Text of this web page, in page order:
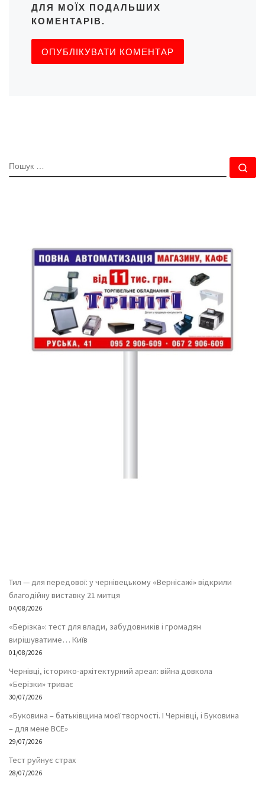
ДЛЯ МОЇХ ПОДАЛЬШИХ
КОМЕНТАРІВ.
ПОШУК
Тил — для передової: у чернівецькому «Вернісажі» відкрили
благодійну виставку 21 митця
04/08/2026
«Берізка»: тест для влади, забудовників і громадян
вирішуватиме… Київ
01/08/2026
Чернівці, історико-архітектурний ареал: війна довкола
«Берізки» триває
30/07/2026
«Буковина – батьківщина моєї творчості. І Чернівці, і Буковина
– для мене ВСЕ»
29/07/2026
Тест руйнує страх
28/07/2026